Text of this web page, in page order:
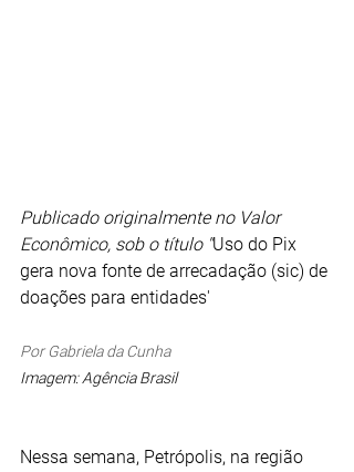
Publicado originalmente no Valor
Econômico, sob o título ''Uso do Pix
gera nova fonte de arrecadação (sic) de
doações para entidades'
Por Gabriela da Cunha
Imagem: Agência Brasil
Nessa semana, Petrópolis, na região